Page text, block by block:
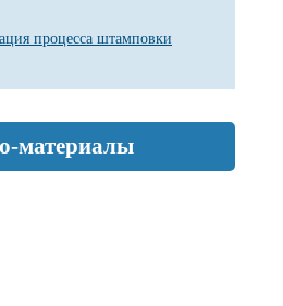
процесса штамповки
материалы